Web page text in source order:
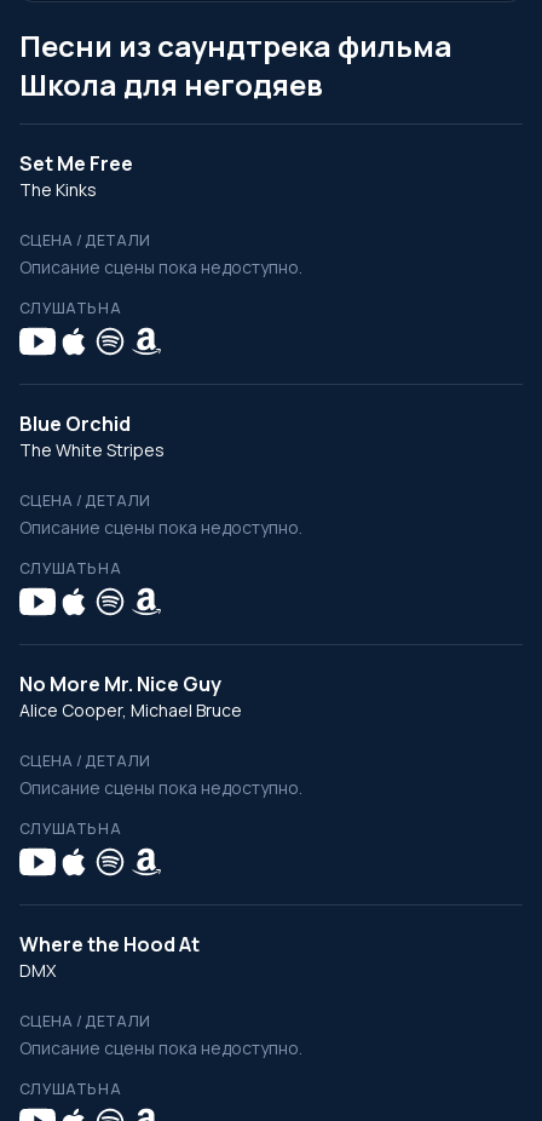
Песни из саундтрека фильма
Школа для негодяев
Set Me Free
The Kinks
СЦЕНА / ДЕТАЛИ
Описание сцены пока недоступно.
СЛУШАТЬ НА
Blue Orchid
The White Stripes
СЦЕНА / ДЕТАЛИ
Описание сцены пока недоступно.
СЛУШАТЬ НА
No More Mr. Nice Guy
Alice Cooper, Michael Bruce
СЦЕНА / ДЕТАЛИ
Описание сцены пока недоступно.
СЛУШАТЬ НА
Where the Hood At
DMX
СЦЕНА / ДЕТАЛИ
Описание сцены пока недоступно.
СЛУШАТЬ НА